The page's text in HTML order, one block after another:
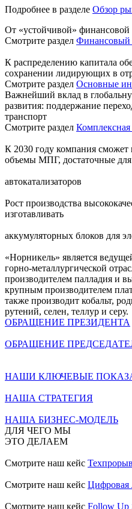
Подробнее в разделе Обзор
От «устойчивой» финансовой
Смотрите раздел Финансовый
К распределению капитала
сохранении лидирующих в
Смотрите раздел Основные
Важнейший вклад в
развития: поддержание
транспорт
Смотрите раздел Комплексная
К 2030 году компания сможет
объемы МПГ, достаточные для
автокатализаторов
Рост производства
изготавливать
аккумуляторных блоков для
«Норникель» является
горно-металлургической
производителем палладия и
крупным производителем
также производит кобальт,
рутений, селен, теллур и серу.
ОБРАЩЕНИЕ ПРЕЗИДЕНТА
ОБРАЩЕНИЕ
НАШИ КЛЮЧЕВЫЕ
НАША СТРАТЕГИЯ
НАША БИЗНЕС-МОДЕЛЬ
ДЛЯ ЧЕГО МЫ
ЭТО ДЕЛАЕМ
Смотрите наш кейс Техпрорыв
Смотрите наш кейс Цифровая
Смотрите наш кейс Follow Up